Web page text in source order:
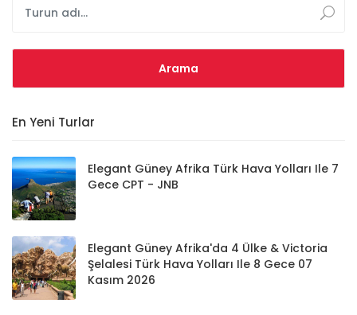
En Yeni Turlar
Elegant Güney Afrika Türk Hava Yolları Ile 7
Gece CPT - JNB
Elegant Güney Afrika'da 4 Ülke & Victoria
Şelalesi Türk Hava Yolları Ile 8 Gece 07
Kasım 2026